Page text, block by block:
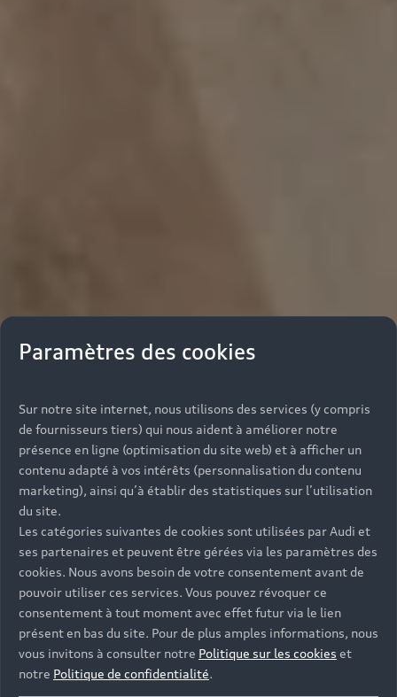
Paramètres des cookies
Sur notre site internet, nous utilisons des services (y compris
de fournisseurs tiers) qui nous aident à améliorer notre
présence en ligne (optimisation du site web) et à afficher un
contenu adapté à vos intérêts (personnalisation du contenu
marketing), ainsi qu’à établir des statistiques sur l’utilisation
du site.
Les catégories suivantes de cookies sont utilisées par Audi et
ses partenaires et peuvent être gérées via les paramètres des
cookies. Nous avons besoin de votre consentement avant de
pouvoir utiliser ces services. Vous pouvez révoquer ce
consentement à tout moment avec effet futur via le lien
présent en bas du site. Pour de plus amples informations, nous
vous invitons à consulter notre Politique sur les cookies et
notre Politique de confidentialité.